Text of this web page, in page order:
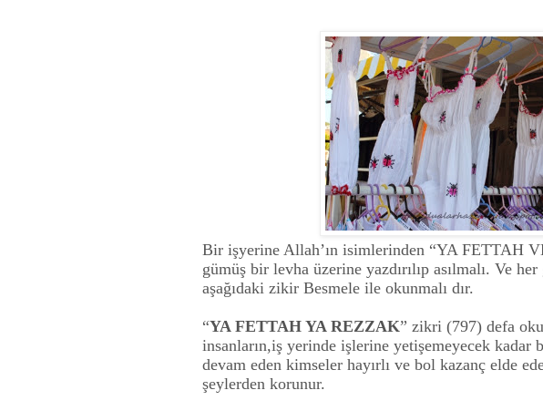
Bir işyerine Allah’ın isimlerinden “YA FETTAH
gümüş bir levha üzerine yazdırılıp asılmalı. Ve her
aşağıdaki zikir Besmele ile okunmalı dır.
“YA FETTAH YA REZZAK” zikri (797) defa
insanların,iş yerinde işlerine yetişemeyecek kadar
devam eden kimseler hayırlı ve bol kazanç elde
şeylerden korunur.